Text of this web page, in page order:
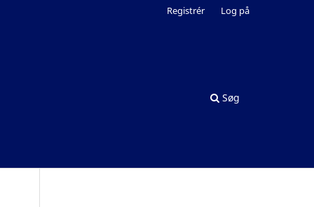
Søg
Registrér Log på